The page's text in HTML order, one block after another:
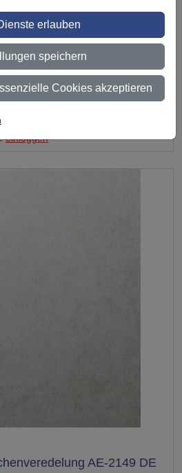
AE-1944MT
einloggen
AE-2149 DE
erlauben
speichern
Cookies akzeptieren